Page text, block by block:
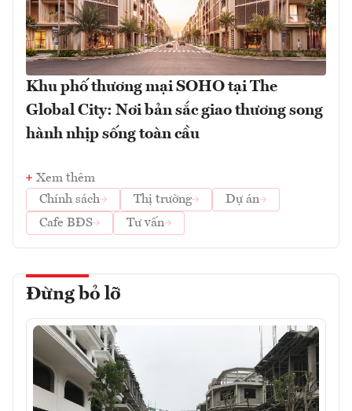
Khu phố thương mại SOHO tại The
Global City: Nơi bản sắc giao thương song
hành nhịp sống toàn cầu
Xem thêm
Chính sách
Thị trường
Dự án
Cafe BĐS
Tư vấn
Đừng bỏ lỡ